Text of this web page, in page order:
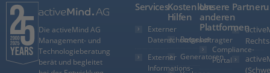
Die activeMind AG
Management- und
Technologieberatung
berät und begleitet
Services
Externer
Datenschutzbeauftragter
Externer
Informations­
Kostenlose
Hilfen
Ratgeber
Generatoren
Unsere
anderen
Plattformen
Compliance-
Portal